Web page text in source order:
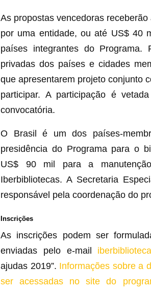
As propostas vencedoras
por uma entidade, ou até US$ 40
países integrantes do Programa.
privadas dos países e cidades
que apresentarem projeto conjunto
participar. A participação é
convocatória.
O Brasil é um dos países-
presidência do Programa para o
US$ 90 mil para a
Iberbibliotecas. A Secretaria
responsável pela coordenação do
Inscrições
As inscrições podem ser
enviadas pelo e-mail
ajudas 2019”. Informações sobre a
ser acessadas no site do